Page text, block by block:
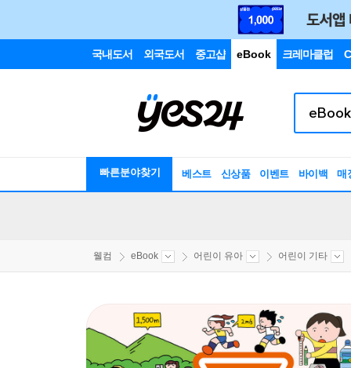
국내도서 외국도서 중고샵 eBook 크레마클럽
빠른분야찾기 베스트 신상품 이벤트 바이백 매
웰컴 eBook 어린이 유아 어린이 기타